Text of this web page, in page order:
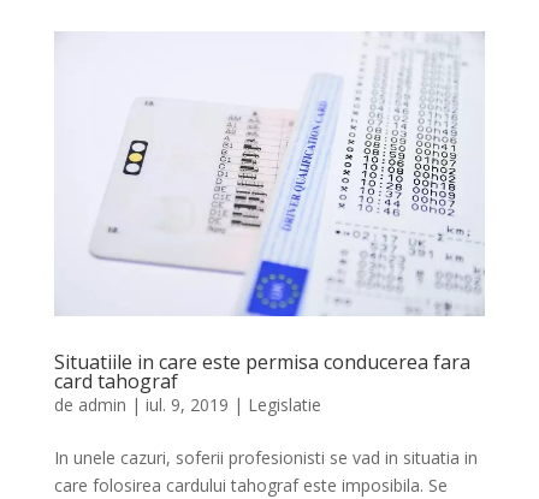
Situatiile in care este permisa conducerea fara
card tahograf
de admin | iul. 9, 2019 | Legislatie
In unele cazuri, soferii profesionisti se vad in situatia in
care folosirea cardului tahograf este imposibila. Se